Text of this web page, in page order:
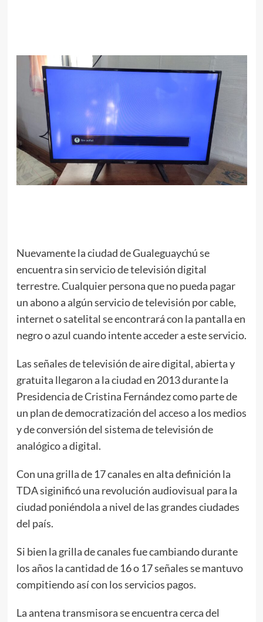
Nuevamente la ciudad de Gualeguaychú se
encuentra sin servicio de televisión digital
terrestre. Cualquier persona que no pueda pagar
un abono a algún servicio de televisión por cable,
internet o satelital se encontrará con la pantalla en
negro o azul cuando intente acceder a este servicio.
Las señales de televisión de aire digital, abierta y
gratuita llegaron a la ciudad en 2013 durante la
Presidencia de Cristina Fernández como parte de
un plan de democratización del acceso a los medios
y de conversión del sistema de televisión de
analógico a digital.
Con una grilla de 17 canales en alta definición la
TDA siginificó una revolución audiovisual para la
ciudad poniéndola a nivel de las grandes ciudades
del país.
Si bien la grilla de canales fue cambiando durante
los años la cantidad de 16 o 17 señales se mantuvo
compitiendo así con los servicios pagos.
La antena transmisora se encuentra cerca del